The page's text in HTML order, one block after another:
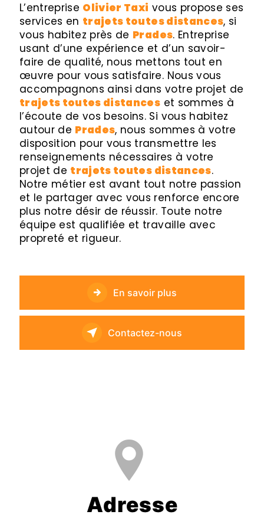
L’entreprise Olivier Taxi vous propose ses
services en trajets toutes distances, si
vous habitez près de Prades. Entreprise
usant d’une expérience et d’un savoir-
faire de qualité, nous mettons tout en
œuvre pour vous satisfaire. Nous vous
accompagnons ainsi dans votre projet de
trajets toutes distances et sommes à
l’écoute de vos besoins. Si vous habitez
autour de Prades, nous sommes à votre
disposition pour vous transmettre les
renseignements nécessaires à votre
projet de trajets toutes distances.
Notre métier est avant tout notre passion
et le partager avec vous renforce encore
plus notre désir de réussir. Toute notre
équipe est qualifiée et travaille avec
propreté et rigueur.
En savoir plus
Contactez-nous
Adresse